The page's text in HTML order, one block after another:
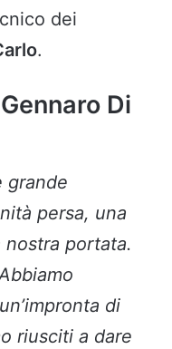
dei
.
Di
grande
persa, una
portata.
di
riusciti a dare